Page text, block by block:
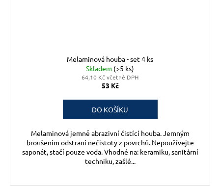
Melaminová houba - set 4 ks
Skladem (>5 ks)
64,10 Kč včetně DPH
53 Kč
DO KOŠÍKU
Melaminová jemně abrazivní čistící houba. Jemným
broušením odstraní nečistoty z povrchů. Nepoužívejte
saponát, stačí pouze voda. Vhodné na: keramiku, sanitární
techniku, zašlé...